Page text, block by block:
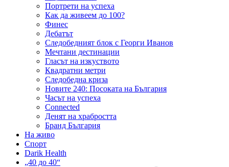
Портрети на успеха
Как да живеем до 100?
Финес
Дебатът
Следобедният блок с Георги Иванов
Мечтани дестинации
Гласът на изкуството
Квадратни метри
Следобедна криза
Новите 240: Посоката на България
Часът на успеха
Connected
Денят на храбростта
Бранд България
На живо
Спорт
Darik Health
„40 до 40“